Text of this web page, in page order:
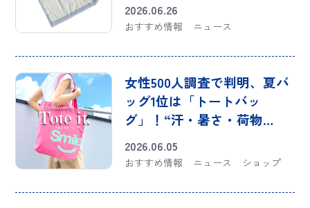
2026.06.26
おすすめ情報 ニュース
女性500人調査で判明、夏バ
ッグ1位は「トートバッ
グ」！“汗・暑さ・荷物
える「#夏こそトート」フェ
2026.06.05
おすすめ情報 ニュース ショップ